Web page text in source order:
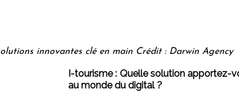
innovantes clé en main Crédit : Darwin Agency
I-tourisme : Quelle solution apportez-
au monde du digital ?